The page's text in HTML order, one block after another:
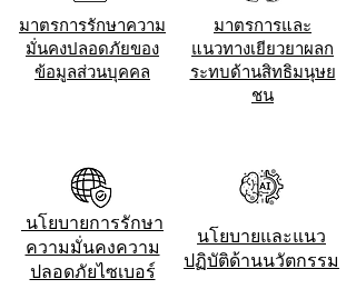
มาตรการรักษาความ
มั่นคงปลอดภัยของ
ข้อมูลส่วนบุคคล
มาตรการและ
แนวทางเยียวยาผลก
ระทบด้านสิทธิมนุษย
ชน
นโยบายการรักษา
ความมั่นคงความ
ปลอดภัยไซเบอร์
นโยบายและแนว
ปฏิบัติด้านนวัตกรรม